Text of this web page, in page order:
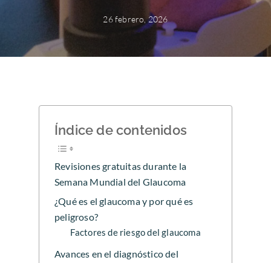
26 febrero, 2026
Índice de contenidos
Revisiones gratuitas durante la
Semana Mundial del Glaucoma
¿Qué es el glaucoma y por qué es
peligroso?
Factores de riesgo del glaucoma
Avances en el diagnóstico del